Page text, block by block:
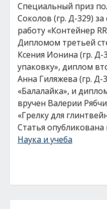
Специальный приз
Соколов (гр. Д-329)
работу «Контейнер
Дипломом третьей
Ксения Ионина (гр.
упаковку», диплом
Анна Гиляжева (гр. Д-
«Балалайка», и
вручен Валерии
«Грелку для
Статья опубликована
Наука и учеба